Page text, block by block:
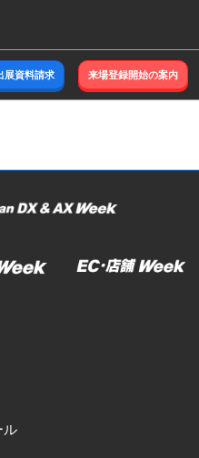
展資料請求 来場登録開始の案内
ル